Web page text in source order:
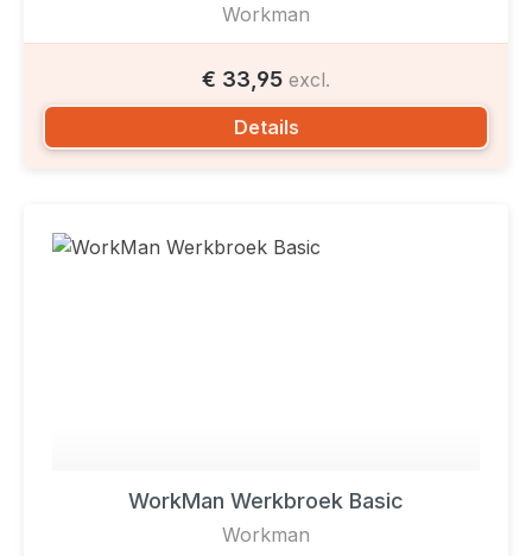
Workman
€ 33,95 excl.
Details
WorkMan Werkbroek Basic
Workman